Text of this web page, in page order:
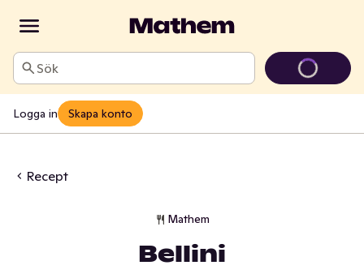
Sök
Logga in Skapa konto
Recept
Mathem
Bellini